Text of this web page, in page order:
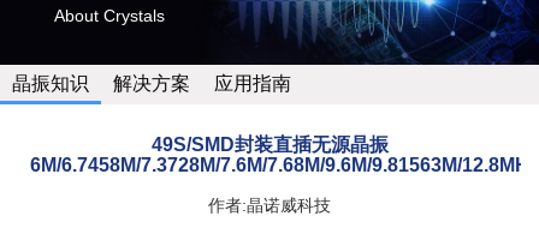
About Crystals
晶振知识 解决方案 应用指南
49S/SMD封装直插无源晶振
6M/6.7458M/7.3728M/7.6M/7.68M/9.6M/9.81563M/12.8MHz
作者:晶诺威科技